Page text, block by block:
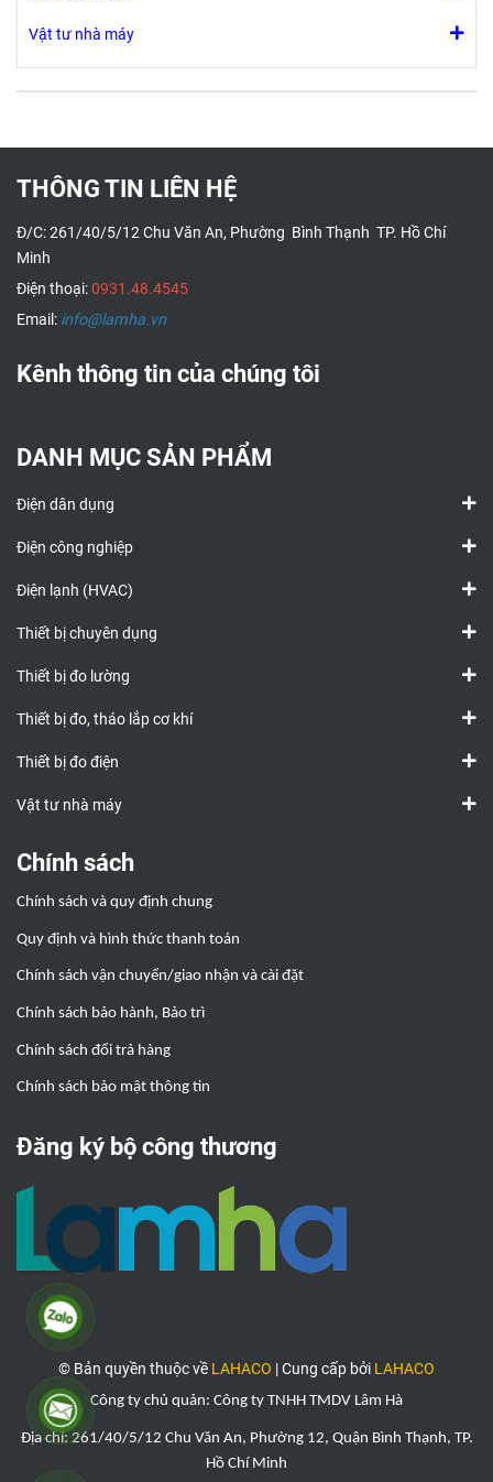
Vật tư nhà máy
THÔNG TIN LIÊN HỆ
Đ/C: 261/40/5/12 Chu Văn An, Phường Bình Thạnh TP. Hồ Chí
Minh
Điện thoại:0931.48.4545
Email: info@lamha.vn
Kênh thông tin của chúng tôi
DANH MỤC SẢN PHẨM
Điện dân dụng
Điện công nghiệp
Điện lạnh (HVAC)
Thiết bị chuyên dụng
Thiết bị đo lường
Thiết bị đo, tháo lắp cơ khí
Thiết bị đo điện
Vật tư nhà máy
Chính sách
Chính sách và quy định chung
Quy định và hình thức thanh toán
Chính sách vận chuyển/giao nhận và cài đặt
Chính sách bảo hành, Bảo trì
Chính sách đổi trả hàng
Chính sách bảo mật thông tin
Đăng ký bộ công thương
© Bản quyền thuộc về LAHACO |Cung cấp bởi LAHACO
Công ty chủ quản: Công ty TNHH TMDV Lâm Hà
Địa chỉ: 261/40/5/12 Chu Văn An, Phường 12, Quận Bình Thạnh, TP.
Hồ Chí Minh